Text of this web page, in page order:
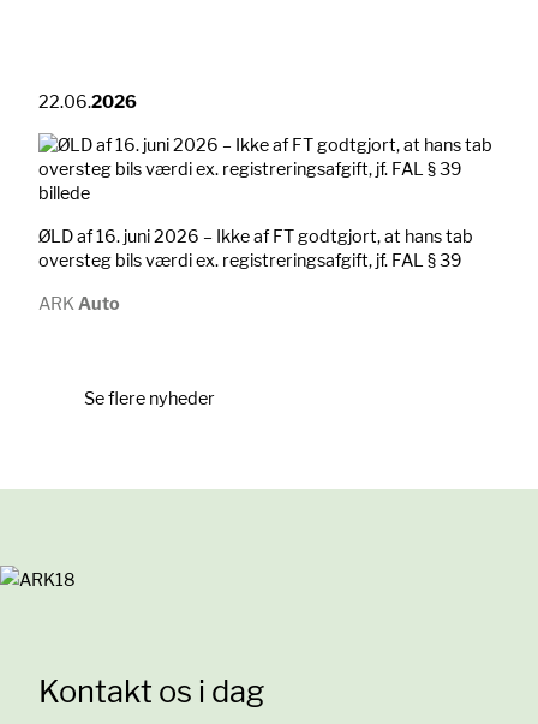
22.06.2026
ØLD af 16. juni 2026 – Ikke af FT godtgjort, at hans tab
oversteg bils værdi ex. registreringsafgift, jf. FAL § 39
ARK Auto
Se flere nyheder
Kontakt os i dag